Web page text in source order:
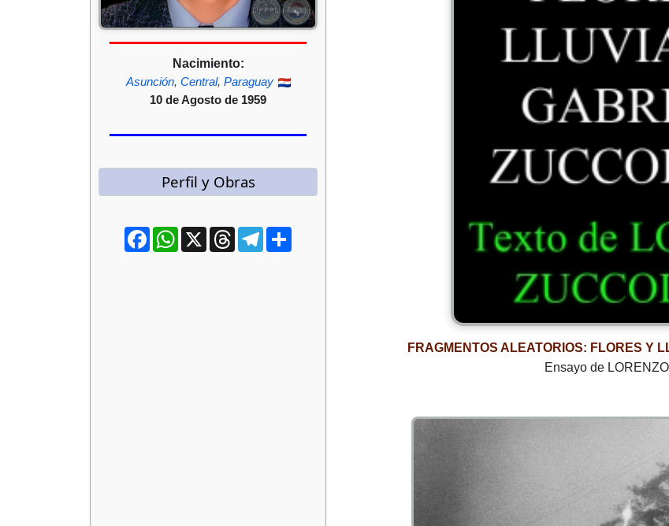
Nacimiento:
Asunción, Central, Paraguay
10 de Agosto de 1959
Perfil y Obras
FacebookWhatsApp
X ThreadsTelegram
FRAGMENTOS ALEATORIOS: FLORES Y
Ensayo de